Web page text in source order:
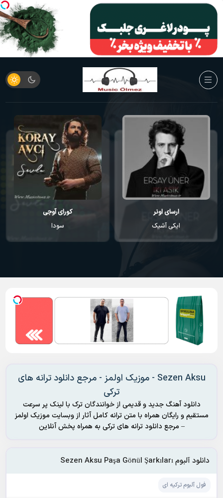
ارسای اونر
ایکی آشیک
کورای آوجی
سودا
Sezen Aksu - موزیک اولمز - مرجع دانلود ترانه های
ترکی
دانلود آهنگ جدید و قدیمی از خوانندگان ترک با لینک پر سرعت
مستقیم و رایگان همراه با متن ترانه کامل آثار از وبسایت موزیک اولمز
– مرجع دانلود ترانه های ترکی به همراه پخش آنلاین
دانلود آلبوم Sezen Aksu Paşa Gönül Şarkıları
فول آلبوم ترکیه ای